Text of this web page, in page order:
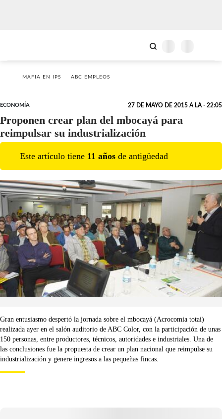
MAFIA EN IPS ABC EMPLEOS
ECONOMÍA 27 DE MAYO DE 2015 A LA - 22:05
Proponen crear plan del mbocayá para
reimpulsar su industrialización
Este artículo tiene 11 años de antigüedad
Gran entusiasmo despertó la jornada sobre el mbocayá (Acrocomia totai)
realizada ayer en el salón auditorio de ABC Color, con la participación de unas
150 personas, entre productores, técnicos, autoridades e industriales. Una de
las conclusiones fue la propuesta de crear un plan nacional que reimpulse su
industrialización y genere ingresos a las pequeñas fincas.